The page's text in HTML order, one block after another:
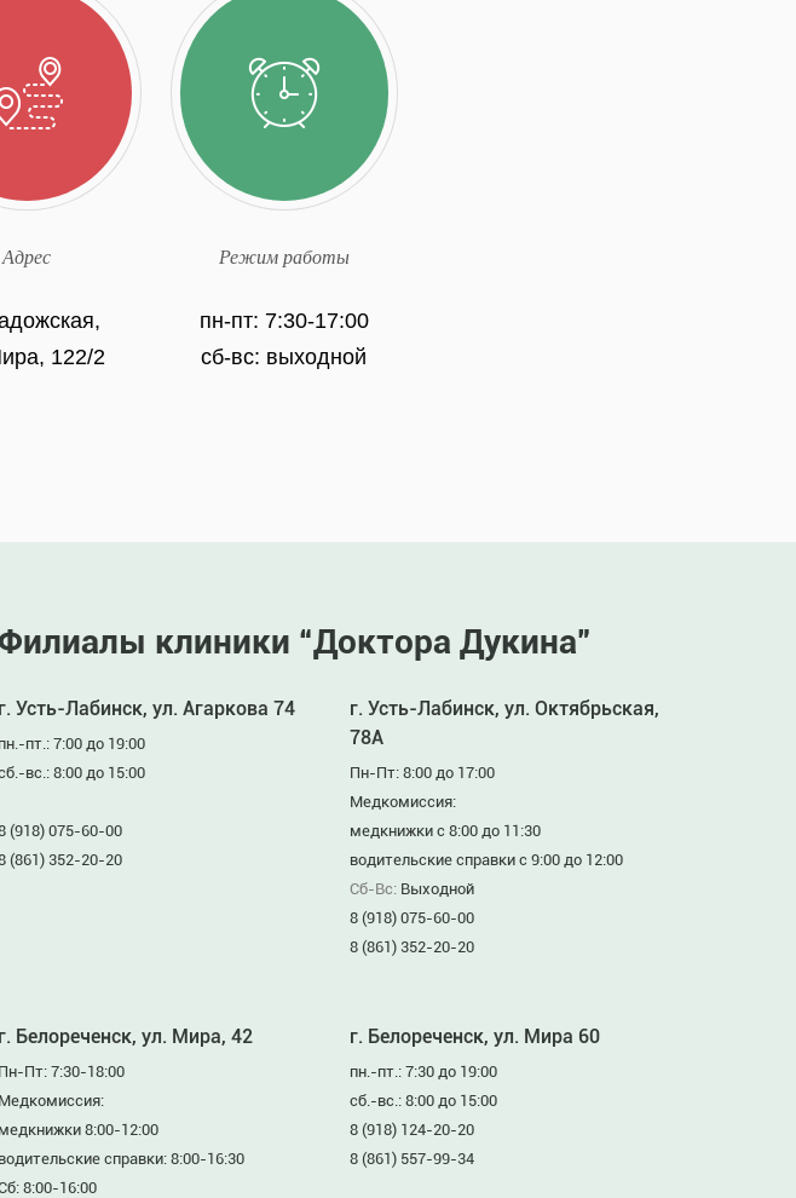
Адрес
122/2
Режим работы
пн-пт: 7:30-17:00
сб-вс: выходной
клиники “Доктора Дукина”
г. Усть-Лабинск, ул. Агаркова 74
пн.-пт.: 7:00 до 19:00
вс.: 8:00 до 15:00
(918) 075-60-00
(861) 352-20-20
г. Усть-Лабинск, ул. Октябрьская,
78А
Пн-Пт: 8:00 до 17:00
Медкомиссия:
медкнижки с 8:00 до 11:30
водительские справки с 9:00 до 12:00
Сб-Вс: Выходной
8 (918) 075-60-00
8 (861) 352-20-20
г. Белореченск, ул. Мира, 42
Пн-Пт: 7:30-18:00
Медкомиссия:
медкнижки 8:00-12:00
водительские справки: 8:00-16:30
8:00-16:00
г. Белореченск, ул. Мира 60
пн.-пт.: 7:30 до 19:00
сб.-вс.: 8:00 до 15:00
8 (918) 124-20-20
8 (861) 557-99-34